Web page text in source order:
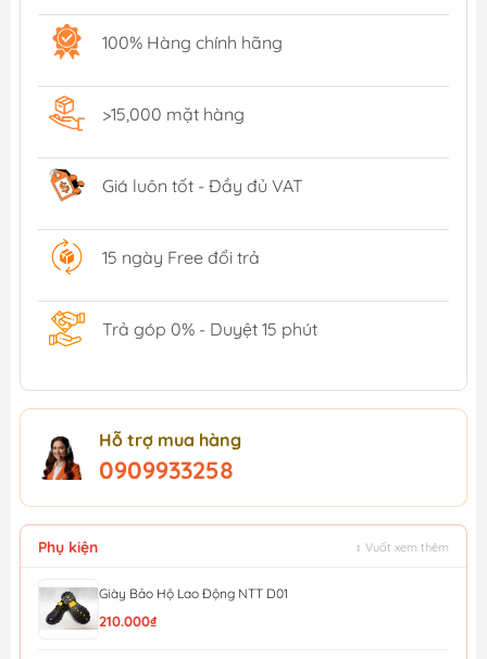
100% Hàng chính hãng
>15,000 mặt hàng
Giá luôn tốt - Đầy đủ VAT
15 ngày Free đổi trả
Trả góp 0% - Duyệt 15 phút
Hỗ trợ mua hàng
0909933258
Phụ kiện ↕ Vuốt xem thêm
Giày Bảo Hộ Lao Động NTT D01
210.000₫